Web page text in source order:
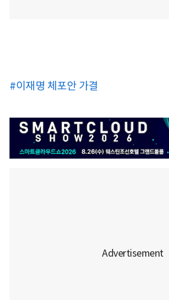
#이재명 체포안 가결